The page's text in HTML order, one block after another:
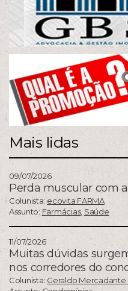
Mais lidas
09/07/2026
Perda muscular com
Colunista: ecovita FARMA
Assunto: Farmácias, Saúde
11/07/2026
Muitas dúvidas
nos corredores do
Colunista: Geraldo Mercadante